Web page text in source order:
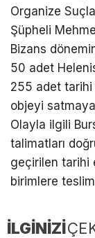
Organize
Şüpheli
Bizans
50 adet
255 adet tarihi
objeyi satmaya
Olayla ilgili
talimatları
geçirilen tarihi
birimlere
İLGİNİZİ